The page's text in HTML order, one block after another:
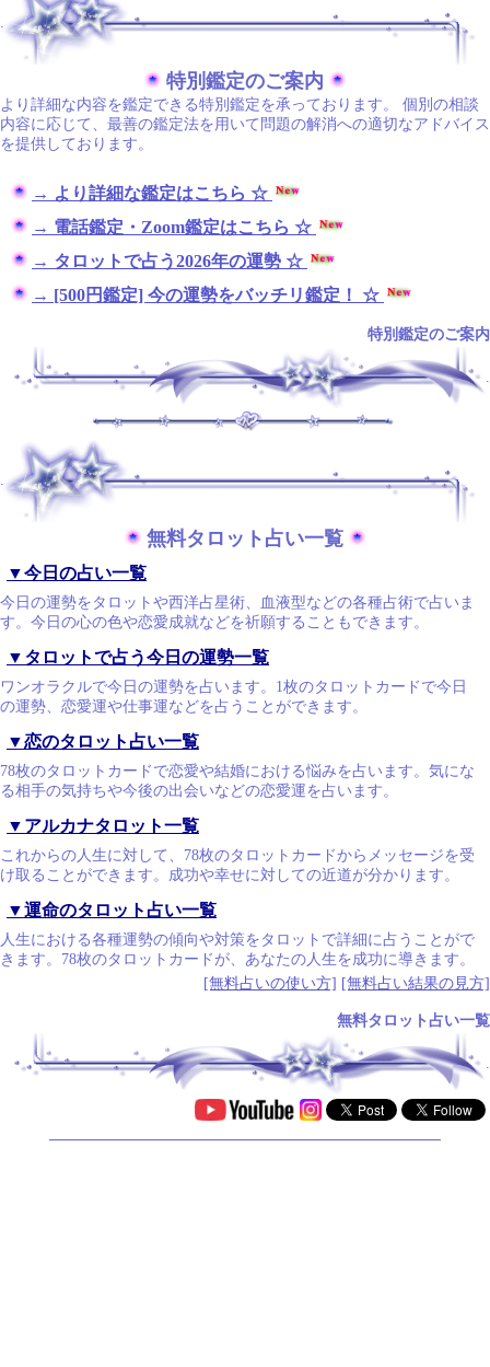
特別鑑定のご案内
より詳細な内容を鑑定できる特別鑑定を承っております。 個別の相談
内容に応じて、最善の鑑定法を用いて問題の解消への適切なアドバイス
を提供しております。
→ より詳細な鑑定はこちら ☆
→ 電話鑑定・Zoom鑑定はこちら ☆
→ タロットで占う2026年の運勢 ☆
→ [500円鑑定] 今の運勢をバッチリ鑑定！ ☆
特別鑑定のご案内
無料タロット占い一覧
▼今日の占い一覧
今日の運勢をタロットや西洋占星術、血液型などの各種占術で占いま
す。今日の心の色や恋愛成就などを祈願することもできます。
▼タロットで占う今日の運勢一覧
ワンオラクルで今日の運勢を占います。1枚のタロットカードで今日
の運勢、恋愛運や仕事運などを占うことができます。
▼恋のタロット占い一覧
78枚のタロットカードで恋愛や結婚における悩みを占います。気にな
る相手の気持ちや今後の出会いなどの恋愛運を占います。
▼アルカナタロット一覧
これからの人生に対して、78枚のタロットカードからメッセージを受
け取ることができます。成功や幸せに対しての近道が分かります。
▼運命のタロット占い一覧
人生における各種運勢の傾向や対策をタロットで詳細に占うことがで
きます。78枚のタロットカードが、あなたの人生を成功に導きます。
[無料占いの使い方] [無料占い結果の見方]
無料タロット占い一覧